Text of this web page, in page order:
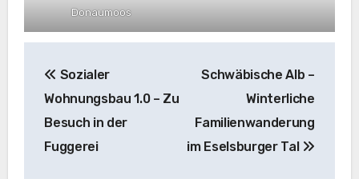
Donaumoos
Sozialer
Wohnungsbau 1.0 – Zu
Besuch in der
Fuggerei
Schwäbische Alb –
Winterliche
Familienwanderung
im Eselsburger Tal